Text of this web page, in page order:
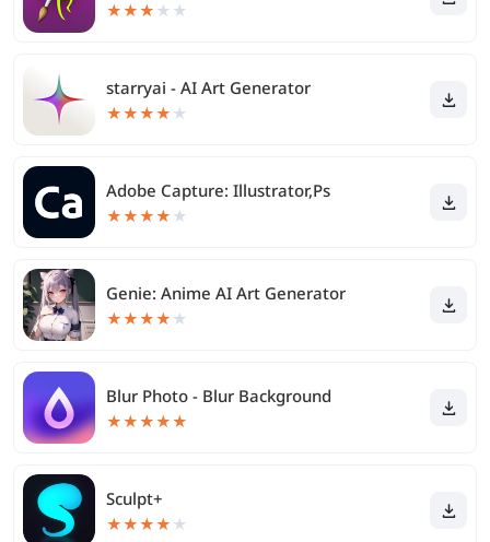
★★★ ★ ★
starryai - AI Art Generator
★★★★ ★
Adobe Capture: Illustrator,Ps
★★★★ ★
Genie: Anime AI Art Generator
★★★★ ★
Blur Photo - Blur Background
★★★★★
Sculpt+
★★★★ ★